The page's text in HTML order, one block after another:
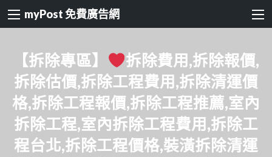
myPost 免費廣告網
【拆除專區】
拆除費用,拆除報價,
拆除估價,拆除工程費用,拆除清運價
格,拆除工程報價,拆除工程推薦,室內
拆除工程,室內拆除工程費用,拆除工
程台北,拆除工程價格,裝潢拆除清運